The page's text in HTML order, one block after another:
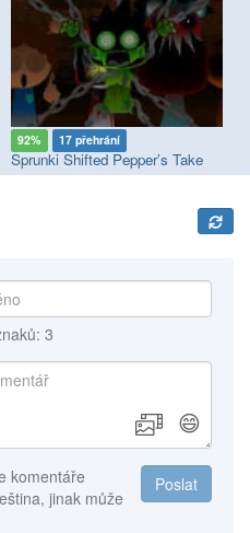
92% 17 přehrání
Sprunki Shifted Pepper’s Take
3
😄
Poslat
komentáře
jinak může